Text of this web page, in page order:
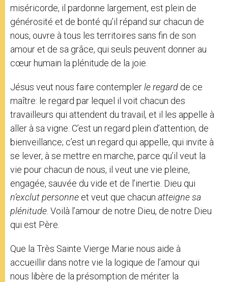
miséricorde, il pardonne largement, est plein de
générosité et de bonté qu’il répand sur chacun de
nous, ouvre à tous les territoires sans fin de son
amour et de sa grâce, qui seuls peuvent donner au
cœur humain la plénitude de la joie.
Jésus veut nous faire contemplerle regard de ce
maître: le regard par lequel il voit chacun des
travailleurs qui attendent du travail, et il les appelle à
aller à sa vigne. C’est un regard plein d’attention, de
bienveillance; c’est un regard qui appelle, qui invite à
se lever, à se mettre en marche, parce qu’il veut la
vie pour chacun de nous, il veut une vie pleine,
engagée, sauvée du vide et de l’inertie. Dieu qui
n’exclut personne et veut que chacun atteigne sa
plénitude . Voilà l’amour de notre Dieu, de notre Dieu
qui est Père.
Que la Très Sainte Vierge Marie nous aide à
accueillir dans notre vie la logique de l’amour qui
nous libère de la présomption de mériter la